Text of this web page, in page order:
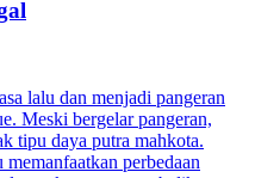
Naga
kejahatan Sari. Hal ini
dan Paman Keempat.
melancarkan serangan
Raja Sembilan. Sari